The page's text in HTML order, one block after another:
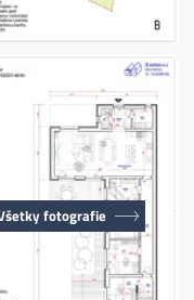
fotografie